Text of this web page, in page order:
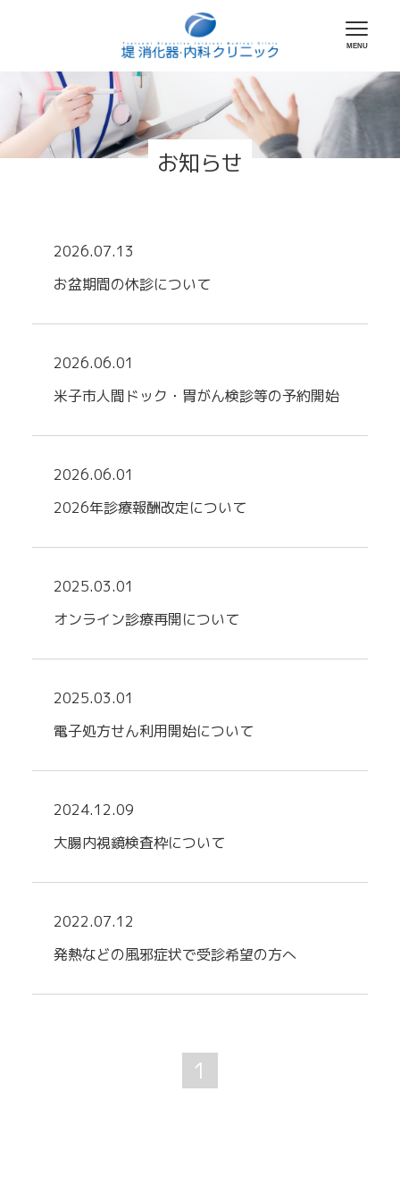
お知らせ
2026.07.13
お盆期間の休診について
2026.06.01
米子市人間ドック・胃がん検診等の予約開始
2026.06.01
2026年診療報酬改定について
2025.03.01
オンライン診療再開について
2025.03.01
電子処方せん利用開始について
2024.12.09
大腸内視鏡検査枠について
2022.07.12
発熱などの風邪症状で受診希望の方へ
1